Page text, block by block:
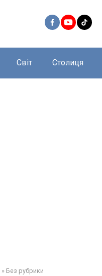
Світ Столиця
» Без рубрики